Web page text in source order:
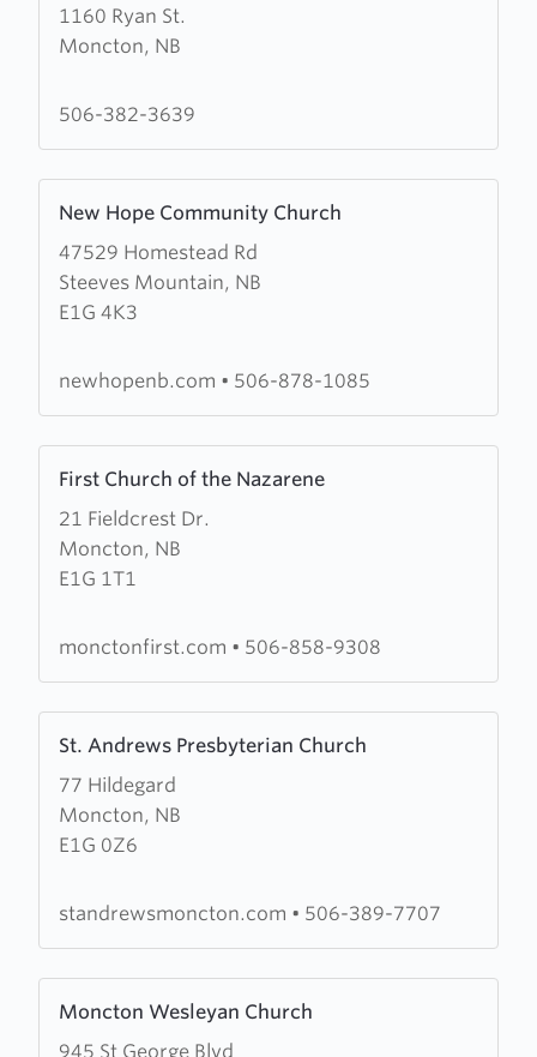
1160 Ryan St.
Moncton, NB
about
New
Pentecostal
506-382-3639
New Hope Community Church
47529 Homestead Rd
Steeves Mountain, NB
E1G 4K3
more
about
New
Hope
Church
newhopenb.com • 506-878-1085
First Church of the Nazarene
21 Fieldcrest Dr.
Moncton, NB
E1G 1T1
more
about
First
Church
themonctonfirst.com • 506-858-9308
St. Andrews Presbyterian Church
77 Hildegard
Moncton, NB
E1G 0Z6
more
about
St.
Andrews
Church
standrewsmoncton.com • 506-389-7707
Moncton Wesleyan Church
945 St George Blvd
more